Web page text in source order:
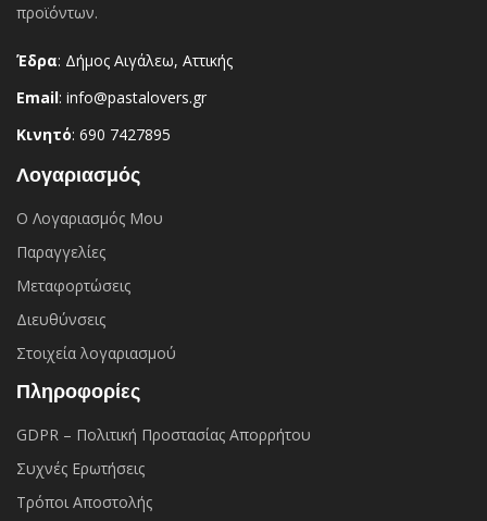
προϊόντων.
Έδρα: Δήμος Αιγάλεω, Αττικής
Email: info@pastalovers.gr
Κινητό: 690 7427895
Λογαριασμός
Ο Λογαριασμός Μου
Παραγγελίες
Μεταφορτώσεις
Διευθύνσεις
Στοιχεία λογαριασμού
Πληροφορίες
GDPR – Πολιτική Προστασίας Απορρήτου
Συχνές Eρωτήσεις
Τρόποι Αποστολής